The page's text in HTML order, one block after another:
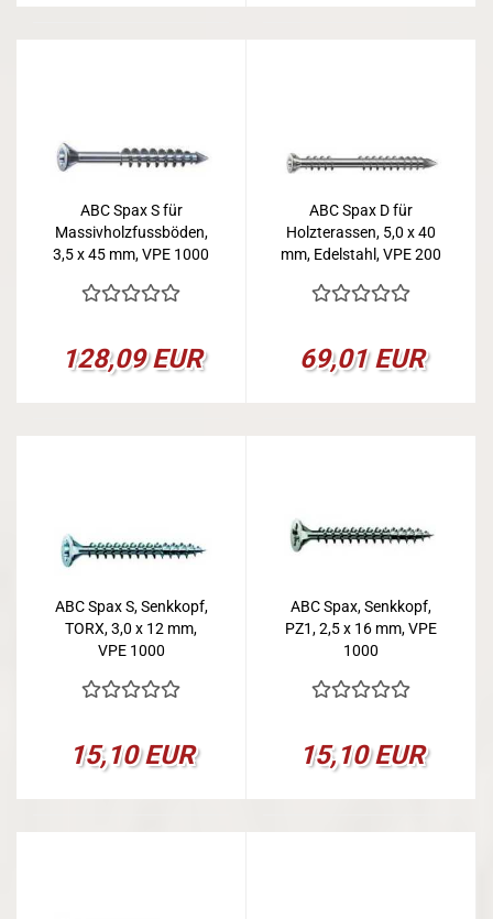
ABC Spax S für
Massivholzfussböden,
3,5 x 45 mm, VPE 1000
128,09 EUR
ABC Spax D für
Holzterassen, 5,0 x 40
mm, Edelstahl, VPE 200
69,01 EUR
ABC Spax S, Senkkopf,
TORX, 3,0 x 12 mm,
VPE 1000
15,10 EUR
ABC Spax, Senkkopf,
PZ1, 2,5 x 16 mm, VPE
1000
15,10 EUR